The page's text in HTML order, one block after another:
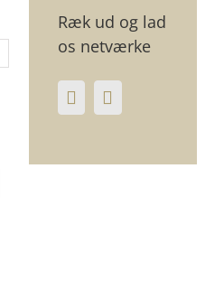
Ræk ud og lad
os netværke